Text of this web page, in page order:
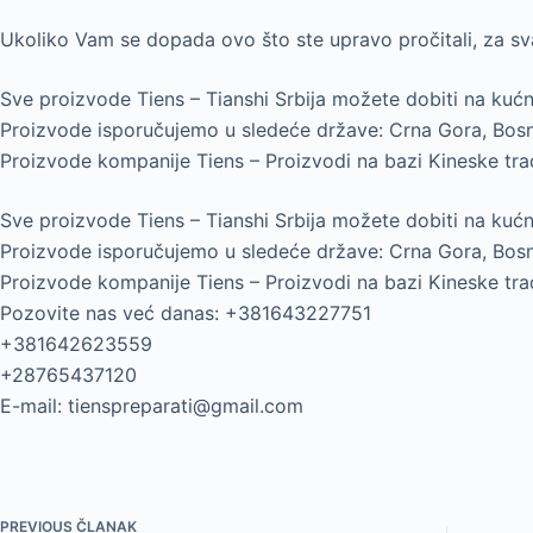
Ukoliko Vam se dopada ovo što ste upravo pročitali, za
Sve proizvode Tiens – Tianshi Srbija možete dobiti na
Proizvode isporučujemo u sledeće države: Crna Gora,
Proizvode kompanije Tiens – Proizvodi na bazi Kineske
Sve proizvode Tiens – Tianshi Srbija možete dobiti na
Proizvode isporučujemo u sledeće države: Crna Gora,
Proizvode kompanije Tiens – Proizvodi na bazi Kineske
Pozovite nas već danas: +381643227751
+381642623559
+28765437120
E-mail: tienspreparati@gmail.com
PREVIOUS ČLANAK